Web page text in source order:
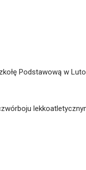
Podstawową w